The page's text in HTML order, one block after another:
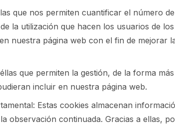
que nos permiten cuantificar el número
la utilización que hacen los usuarios de
nuestra página web con el fin de mejorar
que permiten la gestión, de la forma
incluir en nuestra página web.
Estas cookies almacenan
observación continuada. Gracias a ellas,